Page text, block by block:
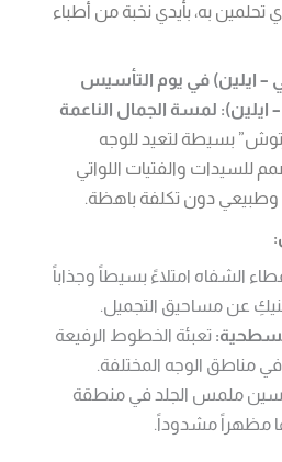
تحلمين به، بأيدي نخبة من أطباء
ايلين) في يوم التأسيس
بسيطة لتعيد للوجه
للسيدات والفتيات اللواتي
دون تكلفة باهظة.
الشفاه امتلاءً بسيطاً وجذاباً
عن مساحيق التجميل.
تعبئة الخطوط الرفيعة
مناطق الوجه المختلفة.
ملمس الجلد في منطقة
مظهراً مشدوداً.